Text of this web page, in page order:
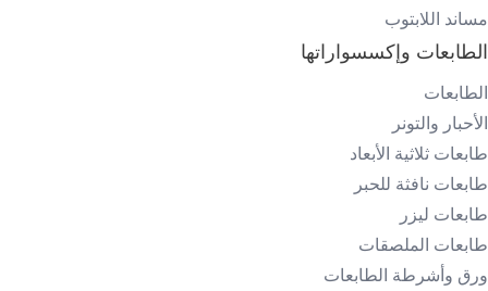
مساند اللابتوب
الطابعات وإكسسواراتها
الطابعات
الأحبار والتونر
طابعات ثلاثية الأبعاد
طابعات نافثة للحبر
طابعات ليزر
طابعات الملصقات
ورق وأشرطة الطابعات